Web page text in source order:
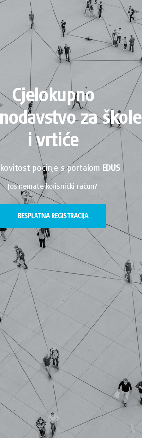
Cjelokupno
za škole
i vrtiće
počinje s portalom EDUS
Još nemate korisnički račun?
BESPLATNA REGISTRACIJA